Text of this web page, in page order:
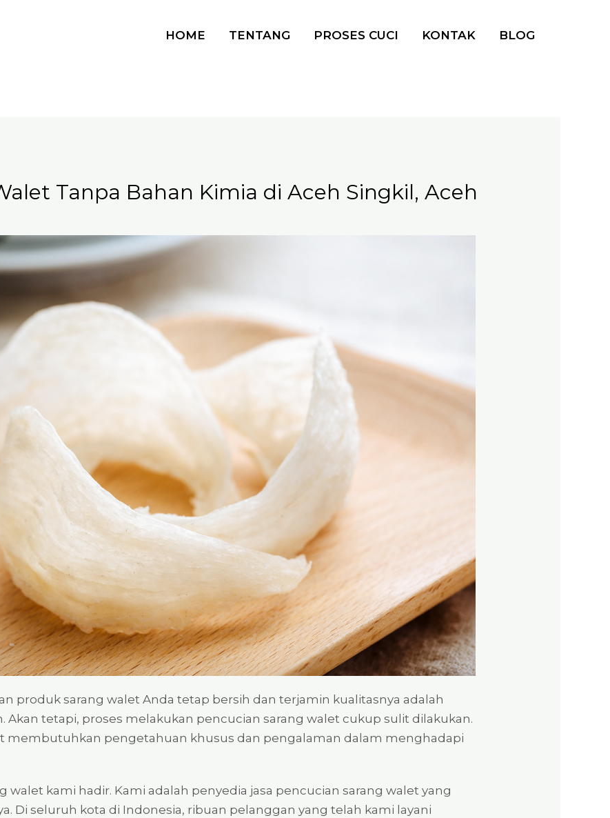
HOME TENTANG PROSES CUCI KONTAK BLOG
Tanpa Bahan Kimia di Aceh Singkil, Aceh
produk sarang walet Anda tetap bersih dan terjamin kualitasnya adalah
tetapi, proses melakukan pencucian sarang walet cukup sulit dilakukan.
membutuhkan pengetahuan khusus dan pengalaman dalam menghadapi
walet kami hadir. Kami adalah penyedia jasa pencucian sarang walet yang
Di seluruh kota di Indonesia, ribuan pelanggan yang telah kami layani